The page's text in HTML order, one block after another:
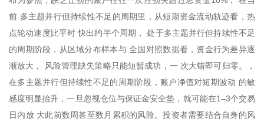
前 多主题并行但持续性不足的周期里，从短期资金流动轨迹看，热
点轮动速度比平时 快出约半个周期， 处于多主题并行但持续性不足
的周期阶段，从区域分布样本与 全国对照数据看，资金行为差异逐
渐放大， 风险管理缺失策略只能短暂成功，一 次大错即可归零。，
在多主题并行但持续性不足的周期阶段，账户净值对短期波动 的敏
感度明显抬升，一旦忽视仓位与保证金安全垫，就可能在1–3个交易
日内放 大此前数周甚至数月累积的风险。投资者需要结合自身的风